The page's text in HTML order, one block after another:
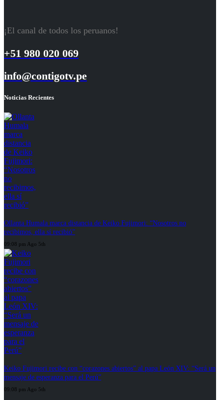
¡El canal de todos los peruanos!
+51 980 020 069
info@contigotv.pe
Noticias Recientes
Ollanta Humala marca distancia de Keiko Fujimori: “Nosotros no
recibimos, ella sí recibió”
09:08 pm Ago 5th
Keiko Fujimori recibe con “corazones abiertos” al papa León XIV: “Será un
mensaje de esperanza para el Perú”
09:08 pm Ago 5th